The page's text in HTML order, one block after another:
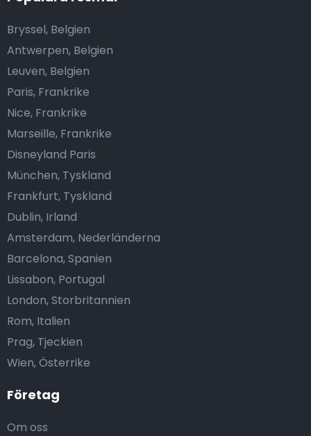
Företag
Om oss
Bryssel, Belgien
Antwerpen, Belgien
Leuven, Belgien
Paris, Frankrike
Nice, Frankrike
Marseille, Frankrike
Disneyland Paris
München, Tyskland
Frankfurt, Tyskland
Dublin, Irland
Amsterdam, Nederländerna
Barcelona, Spanien
Lissabon, Portugal
London, Storbritannien
Rom, Italien
Prag, Tjeckien
Wien, Österrike